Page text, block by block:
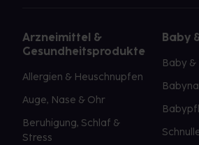
Arzneimittel &
Gesundheitsprodukte
Allergien & Heuschnupfen
Auge, Nase & Ohr
Beruhigung, Schlaf &
Stress
Baby
Baby